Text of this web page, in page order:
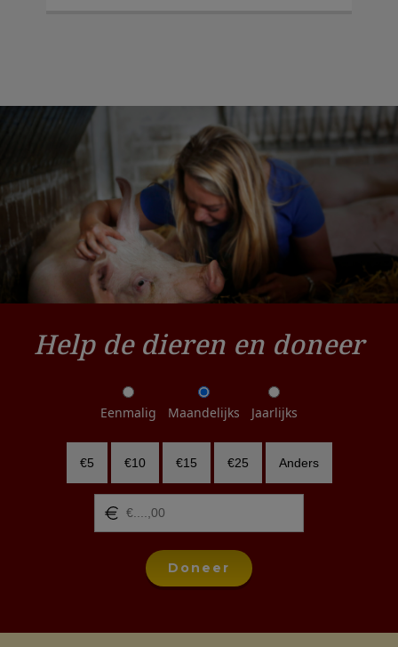
Help de dieren en doneer
Eenmalig Maandelijks Jaarlijks
€5 €10 €15 €25 Anders
Doneer